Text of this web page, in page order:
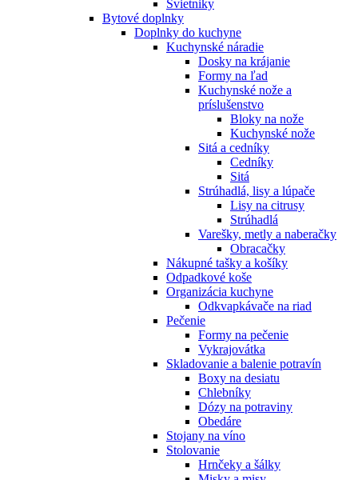
Svietniky
Bytové doplnky
Doplnky do kuchyne
Kuchynské náradie
Dosky na krájanie
Formy na ľad
Kuchynské nože a
príslušenstvo
Bloky na nože
Kuchynské nože
Sitá a cedníky
Cedníky
Sitá
Strúhadlá, lisy a lúpače
Lisy na citrusy
Strúhadlá
Varešky, metly a naberačky
Obracačky
Nákupné tašky a košíky
Odpadkové koše
Organizácia kuchyne
Odkvapkávače na riad
Pečenie
Formy na pečenie
Vykrajovátka
Skladovanie a balenie potravín
Boxy na desiatu
Chlebníky
Dózy na potraviny
Obedáre
Stojany na víno
Stolovanie
Hrnčeky a šálky